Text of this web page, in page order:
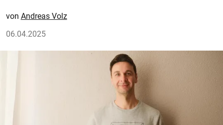
Andreas Volz
06.04.2025